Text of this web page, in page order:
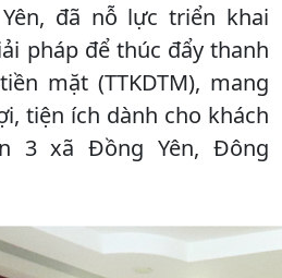
đã nỗ lực triển khai
pháp để thúc đẩy thanh
mặt (TTKDTM), mang
tiện ích dành cho khách
3 xã Đồng Yên, Đông